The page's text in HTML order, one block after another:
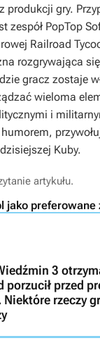
produkcji gry.
zespół PopTop
Railroad
rozgrywająca
gracz zostaje
wieloma
i
Kuby.
artykułu.
jako preferowane
3
porzucił przed
Niektóre rzeczy